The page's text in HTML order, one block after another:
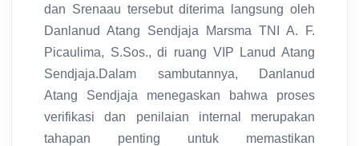
dan Srenaau tersebut diterima langsung oleh
Danlanud Atang Sendjaja Marsma TNI A. F.
Picaulima, S.Sos., di ruang VIP Lanud Atang
Sendjaja.Dalam sambutannya, Danlanud
Atang Sendjaja menegaskan bahwa proses
verifikasi dan penilaian internal merupakan
tahapan penting untuk memastikan